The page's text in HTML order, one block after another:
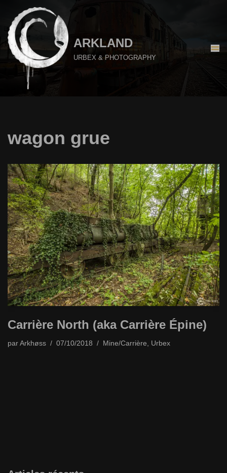
Aller
au
contenu
ARKLAND
URBEX & PHOTOGRAPHY
wagon grue
Carrière North (aka Carrière Épine)
par Arkhøss 07/10/2018 Mine/Carrière, Urbex